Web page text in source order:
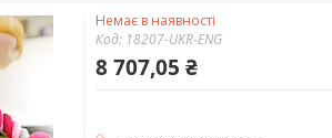
Немає в наявності
Код: 18207-UKR-ENG
8 707,05 ₴